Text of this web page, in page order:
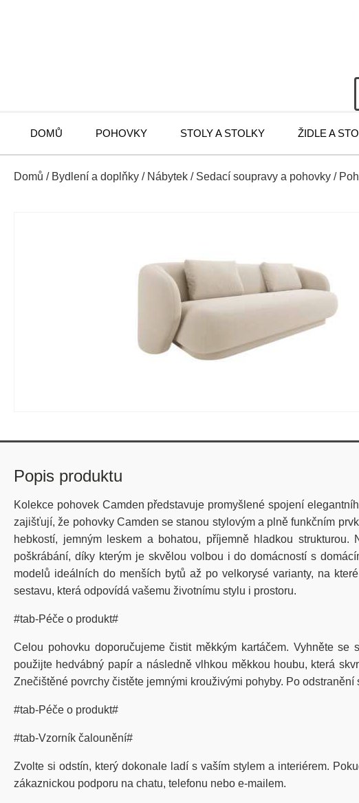
DOMŮ POHOVKY STOLY A STOLKY ŽIDLE A
Domů / Bydlení a doplňky / Nábytek / Sedací soupravy a pohovky /
Popis produktu
Kolekce pohovek Camden představuje promyšlené spojení
zajišťují, že pohovky Camden se stanou stylovým a plně funkčním
hebkostí, jemným leskem a bohatou, příjemně hladkou
poškrábání, díky kterým je skvělou volbou i do domácností s
modelů ideálních do menších bytů až po velkorysé varianty, na
sestavu, která odpovídá vašemu životnímu stylu i prostoru.
#tab-Péče o produkt#
Celou pohovku doporučujeme čistit měkkým kartáčem. Vyhněte
použijte hedvábný papír a následně vlhkou měkkou houbu, která
Znečištěné povrchy čistěte jemnými krouživými pohyby. Po
#tab-Péče o produkt#
#tab-Vzorník čalounění#
Zvolte si odstín, který dokonale ladí s vaším stylem a interiérem.
zákaznickou podporu na chatu, telefonu nebo e-mailem.